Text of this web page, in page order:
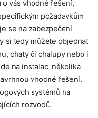
vás vhodné řešení,
požadavkům
se na zabezpečení
si tedy můžete objednat
chaty či chalupy nebo i
na instalaci několika
vhodné řešení.
systémů na
rozvodů.